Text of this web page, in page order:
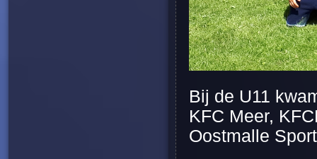
Bij de U11
KFC Meer,
Oostmalle